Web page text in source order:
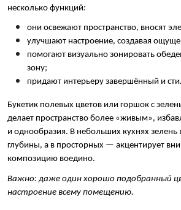
несколько функций:
они освежают пространство, вносят
улучшают настроение, создавая
помогают визуально зонировать
зону;
придают интерьеру завершённый и
Букетик полевых цветов или горшок с
делает пространство более «живым»,
и однообразия. В небольших кухнях зелень
глубины, а в просторных — акцентирует
композицию воедино.
Важно: даже один хорошо подобранный
настроение всему помещению.